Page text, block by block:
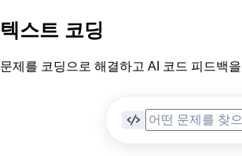
텍스트 코딩
문제를 코딩으로 해결하고 AI 코드 피드백